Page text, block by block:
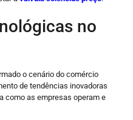
no
o cenário do comércio
de tendências inovadoras
como as empresas operam e